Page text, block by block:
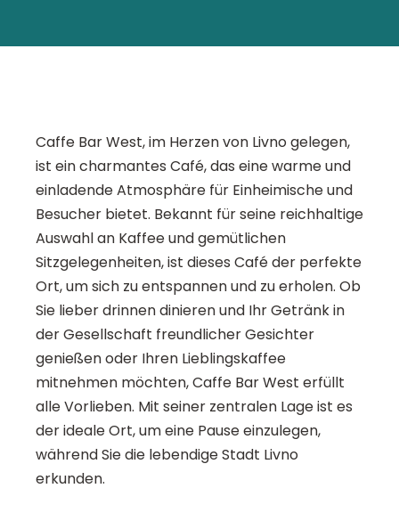
Caffe Bar West, im Herzen von Livno gelegen,
ist ein charmantes Café, das eine warme und
einladende Atmosphäre für Einheimische und
Besucher bietet. Bekannt für seine reichhaltige
Auswahl an Kaffee und gemütlichen
Sitzgelegenheiten, ist dieses Café der perfekte
Ort, um sich zu entspannen und zu erholen. Ob
Sie lieber drinnen dinieren und Ihr Getränk in
der Gesellschaft freundlicher Gesichter
genießen oder Ihren Lieblingskaffee
mitnehmen möchten, Caffe Bar West erfüllt
alle Vorlieben. Mit seiner zentralen Lage ist es
der ideale Ort, um eine Pause einzulegen,
während Sie die lebendige Stadt Livno
erkunden.